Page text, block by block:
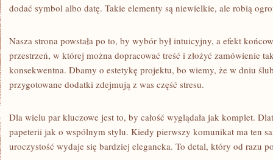
dodać symbol albo datę. Takie elementy są niewielkie, ale robią
Nasza strona powstała po to, by wybór był intuicyjny, a efekt
przestrzeń, w której można dopracować treść i złożyć zamówienie
konsekwentna. Dbamy o estetykę projektu, bo wiemy, że w dniu
przygotowane dodatki zdejmują z was część stresu.
Dla wielu par kluczowe jest to, by całość wyglądała jak komplet.
papeterii jak o wspólnym stylu. Kiedy pierwszy komunikat ma ten
uroczystość wydaje się bardziej elegancka. To detal, który od razu